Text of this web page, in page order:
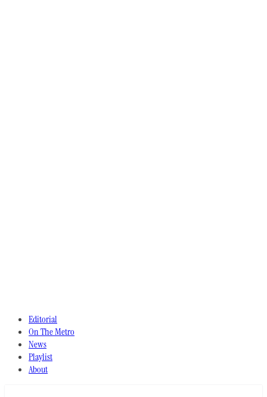
Editorial
On The Metro
News
Playlist
About